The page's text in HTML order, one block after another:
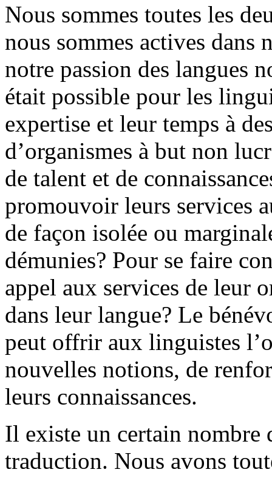
Nous sommes toutes les
nous sommes actives dans
notre passion des langues
était possible pour les
expertise et leur temps à
d’organismes à but non
de talent et de
promouvoir leurs services
de façon isolée ou
démunies? Pour se faire
appel aux services de leur
dans leur langue? Le
peut offrir aux linguistes
nouvelles notions, de
leurs connaissances.
Il existe un certain nombre
traduction. Nous avons